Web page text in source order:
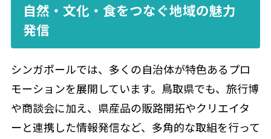
自然・文化・食をつなぐ地域の魅力
発信
シンガポールでは、多くの自治体が特色あるプロ
モーションを展開しています。鳥取県でも、旅行博
や商談会に加え、県産品の販路開拓やクリエイタ
ーと連携した情報発信など、多角的な取組を行って